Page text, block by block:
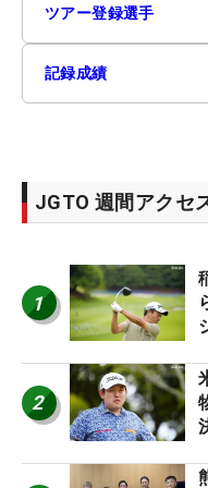
ツアー登録選手
記録成績
JGTO 週間アクセ
1
2